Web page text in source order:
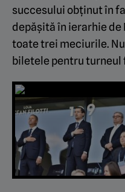
succesului obținut în
depășită în ierarhie
toate trei meciurile.
biletele pentru turneul